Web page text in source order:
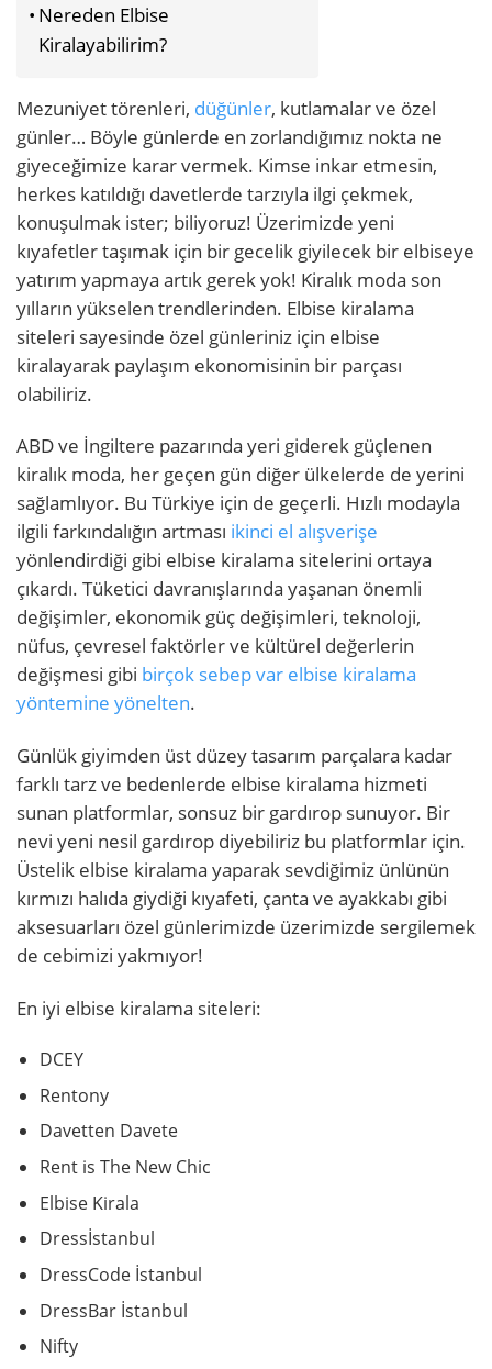
Nereden Elbise
Kiralayabilirim?
Mezuniyet törenleri, düğünler, kutlamalar ve özel
günler… Böyle günlerde en zorlandığımız nokta ne
giyeceğimize karar vermek. Kimse inkar etmesin,
herkes katıldığı davetlerde tarzıyla ilgi çekmek,
konuşulmak ister; biliyoruz! Üzerimizde yeni
kıyafetler taşımak için bir gecelik giyilecek bir elbiseye
yatırım yapmaya artık gerek yok! Kiralık moda son
yılların yükselen trendlerinden. Elbise kiralama
siteleri sayesinde özel günleriniz için elbise
kiralayarak paylaşım ekonomisinin bir parçası
olabiliriz.
ABD ve İngiltere pazarında yeri giderek güçlenen
kiralık moda, her geçen gün diğer ülkelerde de yerini
sağlamlıyor. Bu Türkiye için de geçerli. Hızlı modayla
ilgili farkındalığın artması ikinci el alışverişe
yönlendirdiği gibi elbise kiralama sitelerini ortaya
çıkardı. Tüketici davranışlarında yaşanan önemli
değişimler, ekonomik güç değişimleri, teknoloji,
nüfus, çevresel faktörler ve kültürel değerlerin
değişmesi gibi birçok sebep var elbise kiralama
yöntemine yönelten.
Günlük giyimden üst düzey tasarım parçalara kadar
farklı tarz ve bedenlerde elbise kiralama hizmeti
sunan platformlar, sonsuz bir gardırop sunuyor. Bir
nevi yeni nesil gardırop diyebiliriz bu platformlar için.
Üstelik elbise kiralama yaparak sevdiğimiz ünlünün
kırmızı halıda giydiği kıyafeti, çanta ve ayakkabı gibi
aksesuarları özel günlerimizde üzerimizde sergilemek
de cebimizi yakmıyor!
En iyi elbise kiralama siteleri:
DCEY
Rentony
Davetten Davete
Rent is The New Chic
Elbise Kirala
Dressİstanbul
DressCode İstanbul
DressBar İstanbul
Nifty